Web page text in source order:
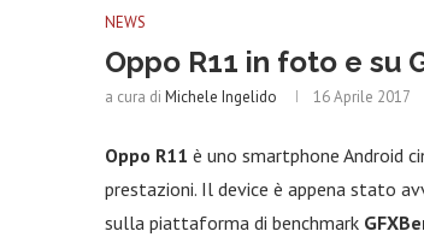
NEWS
Oppo R11 in foto e su
a cura di Michele Ingelido 16 Aprile 2017
Oppo R11 è uno smartphone Android
prestazioni. Il device è appena stato
sulla piattaforma di benchmark